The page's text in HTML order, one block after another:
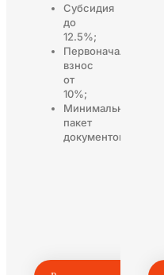
Субсидия
до
12.5%;
Первоначальный
взнос
от
10%;
Минимальный
пакет
документов